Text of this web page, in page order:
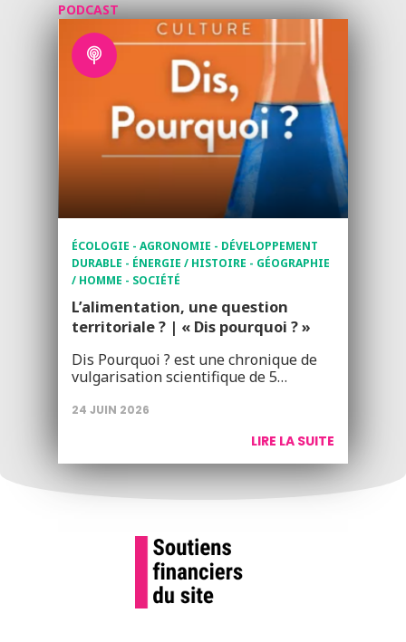
PODCAST
ÉCOLOGIE - AGRONOMIE - DÉVELOPPEMENT
DURABLE - ÉNERGIE / HISTOIRE - GÉOGRAPHIE
/ HOMME - SOCIÉTÉ
L’alimentation, une question
territoriale ? | « Dis pourquoi ? »
Dis Pourquoi ? est une chronique de
vulgarisation scientifique de 5…
24 JUIN 2026
LIRE LA SUITE